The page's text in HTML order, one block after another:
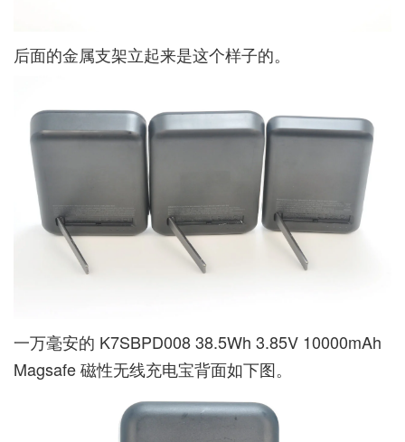
后面的金属支架立起来是这个样子的。
一万毫安的 K7SBPD008 38.5Wh 3.85V 10000mAh
Magsafe 磁性无线充电宝背面如下图。